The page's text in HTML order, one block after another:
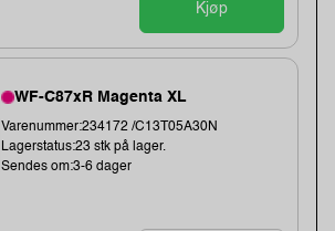
Kjøp
WF-C87xR Magenta XL
Varenummer:234172 /C13T05A30N
Lagerstatus:23 stk på lager.
Sendes om:3-6 dager